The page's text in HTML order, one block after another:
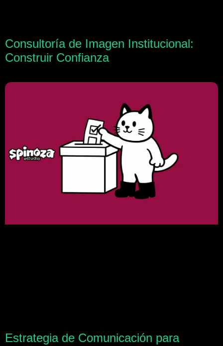
Consultoría de Imagen Institucional:
Construir Confianza
Estrategia de Comunicación para